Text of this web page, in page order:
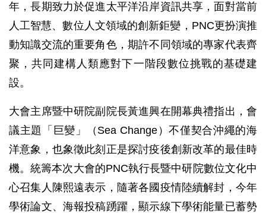
年，長期致力於促進太平洋沿岸資訊共享，面對當前
人工智慧、數位人文領域的創新鉅變，PNC更扮演推
動知識交流的重要角色，期許不同領域的專家代表齊
聚，共同建構人類應對下一階段數位挑戰的基礎建
設。
大會主席暨中研院副院長黃進興在開幕典禮指出，會
議主題「巨變」（Sea Change）不僅契合沖繩的海
洋意象，也象徵此刻正是探討疫後創新改革的最佳時
機。統籌本次大會的PNC執行長暨中研院數位文化中
心召集人陳熙遠表示，隨著各國疫情陸續解封，今年
學術論文、海報投稿踴躍，顯示線下學術能量已蓄勢